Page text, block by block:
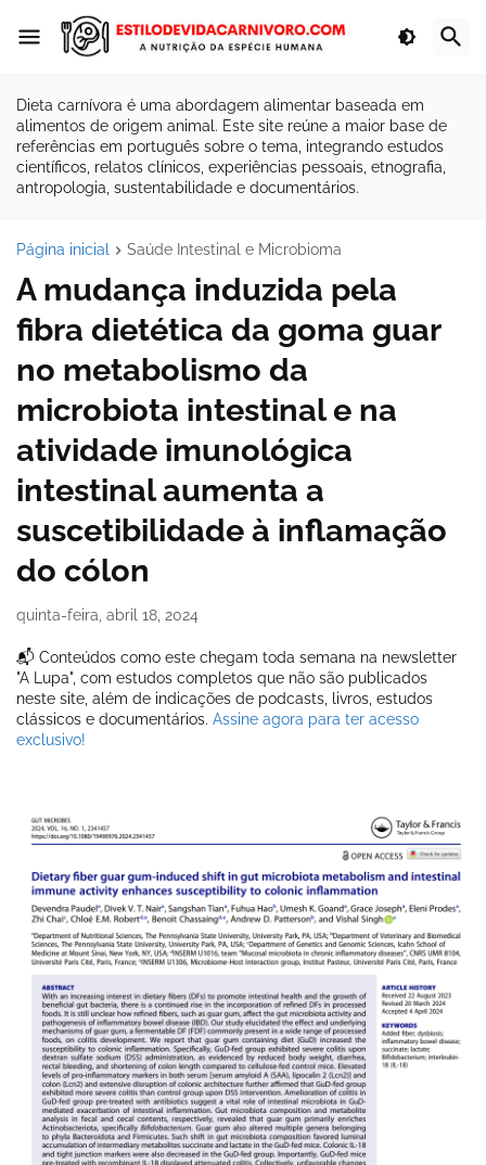
Dieta carnívora é uma abordagem alimentar baseada em
alimentos de origem animal. Este site reúne a maior base de
referências em português sobre o tema, integrando estudos
científicos, relatos clínicos, experiências pessoais, etnografia,
antropologia, sustentabilidade e documentários.
Página inicial Saúde Intestinal e Microbioma
A mudança induzida pela
fibra dietética da goma guar
no metabolismo da
microbiota intestinal e na
atividade imunológica
intestinal aumenta a
suscetibilidade à inflamação
do cólon
quinta-feira, abril 18, 2024
📬 Conteúdos como este chegam toda semana na newsletter
"A Lupa", com estudos completos que não são publicados
neste site, além de indicações de podcasts, livros, estudos
clássicos e documentários. Assine agora para ter acesso
exclusivo!